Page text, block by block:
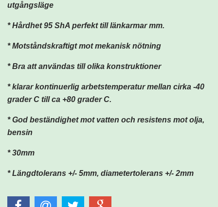
utgångsläge
* Hårdhet 95 ShA perfekt till länkarmar mm.
* Motståndskraftigt mot mekanisk nötning
* Bra att användas till olika konstruktioner
* klarar kontinuerlig arbetstemperatur mellan cirka -40
grader C till ca +80 grader C.
* God beständighet mot vatten och resistens mot olja,
bensin
* 30mm
* Längdtolerans +/- 5mm, diametertolerans +/- 2mm